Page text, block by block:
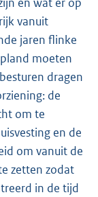
vanuit
jaren flinke
moeten
dragen
de
om te
en de
om vanuit de
zetten zodat
in de tijd